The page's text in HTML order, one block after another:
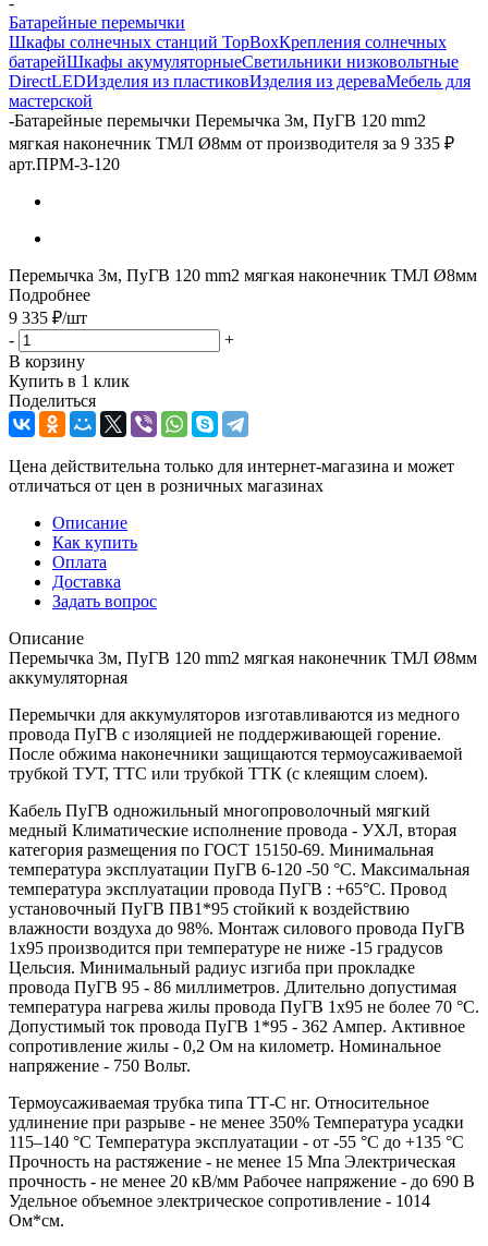
Батарейные перемычки
Шкафы солнечных станций TopBoxКрепления солнечных
батарейШкафы акумуляторныеСветильники низковольтные
DirectLEDИзделия из пластиковИзделия из дереваМебель для
мастерской
-Батарейные перемычки Перемычка 3м, ПуГВ 120 mm2
мягкая наконечник ТМЛ Ø8мм от производителя за 9 335 ₽
арт.ПРМ-3-120
Перемычка 3м, ПуГВ 120 mm2 мягкая наконечник ТМЛ Ø8мм
Подробнее
9 335 ₽/шт
-
+
В корзину
Купить в 1 клик
Поделиться
Цена действительна только для интернет-магазина и может
отличаться от цен в розничных магазинах
Описание
Как купить
Оплата
Доставка
Задать вопрос
Описание
Перемычка 3м, ПуГВ 120 mm2 мягкая наконечник ТМЛ Ø8мм
аккумуляторная
Перемычки для аккумуляторов изготавливаются из медного
провода ПуГВ с изоляцией не поддерживающей горение.
После обжима наконечники защищаются термоусаживаемой
трубкой ТУТ, ТТС или трубкой ТТК (с клеящим слоем).
Кабель ПуГВ одножильный многопроволочный мягкий
медный Климатические исполнение провода - УХЛ, вторая
категория размещения по ГОСТ 15150-69. Минимальная
температура эксплуатации ПуГВ 6-120 -50 °С. Максимальная
температура эксплуатации провода ПуГВ : +65°С. Провод
установочный ПуГВ ПВ1*95 стойкий к воздействию
влажности воздуха до 98%. Монтаж силового провода ПуГВ
1х95 производится при температуре не ниже -15 градусов
Цельсия. Минимальный радиус изгиба при прокладке
провода ПуГВ 95 - 86 миллиметров. Длительно допустимая
температура нагрева жилы провода ПуГВ 1х95 не более 70 °С.
Допустимый ток провода ПуГВ 1*95 - 362 Ампер. Активное
сопротивление жилы - 0,2 Ом на километр. Номинальное
напряжение - 750 Вольт.
Термоусаживаемая трубка типа ТТ-С нг. Относительное
удлинение при разрыве - не менее 350% Температура усадки
115–140 °C Температура эксплуатации - от -55 °C до +135 °C
Прочность на растяжение - не менее 15 Мпа Электрическая
прочность - не менее 20 кВ/мм Рабочее напряжение - до 690 В
Удельное объемное электрическое сопротивление - 1014
Ом*см.